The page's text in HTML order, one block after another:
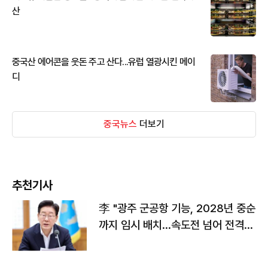
산
중국산 에어콘을 웃돈 주고 산다...유럽 열광시킨 메이
디
중국뉴스 더보기
추천기사
李 "광주 군공항 기능, 2028년 중순
까지 임시 배치…속도전 넘어 전격